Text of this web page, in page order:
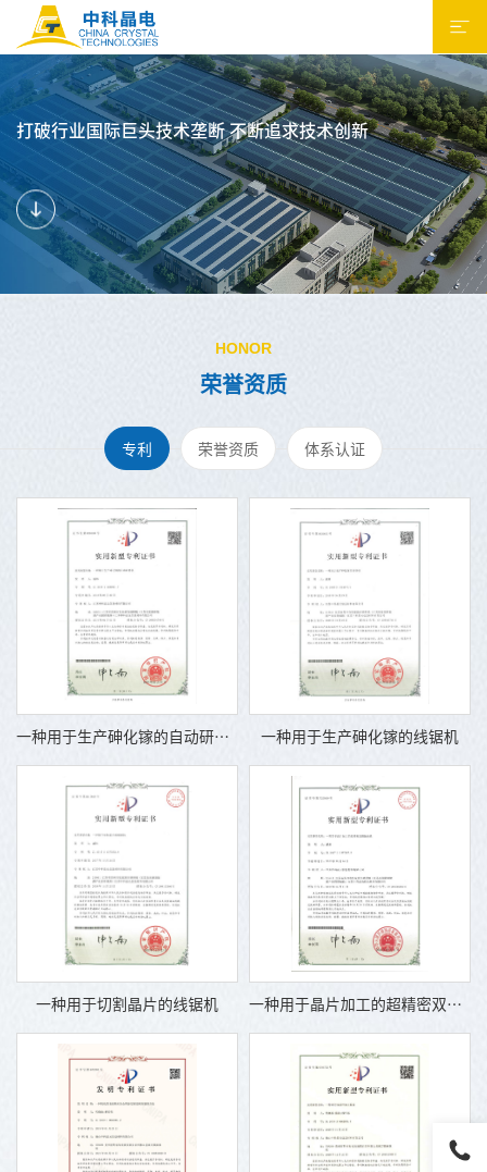
打破行业国际巨头技术垄断 不断追求技术创新
HONOR
荣誉资质
专利 荣誉资质 体系认证
一种用于生产砷化镓的自动研磨机 一种用于生产砷化镓的线锯机
一种用于切割晶片的线锯机 一种用于晶片加工的超精密双面抛光机